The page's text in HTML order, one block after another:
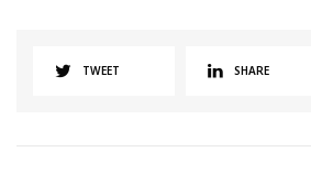
TWEET SHARE